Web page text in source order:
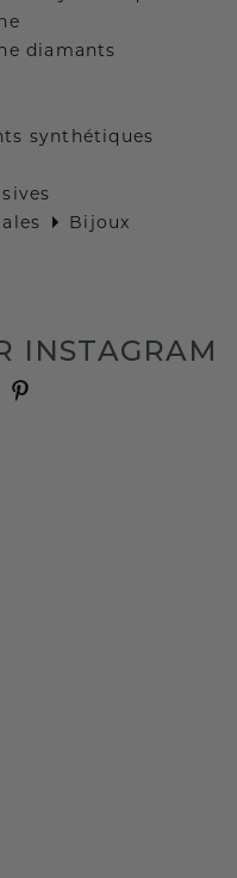
diamants
synthétiques
Bijoux
INSTAGRAM